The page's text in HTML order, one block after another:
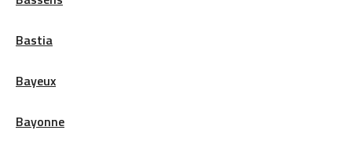
Bastia
Bayeux
Bayonne